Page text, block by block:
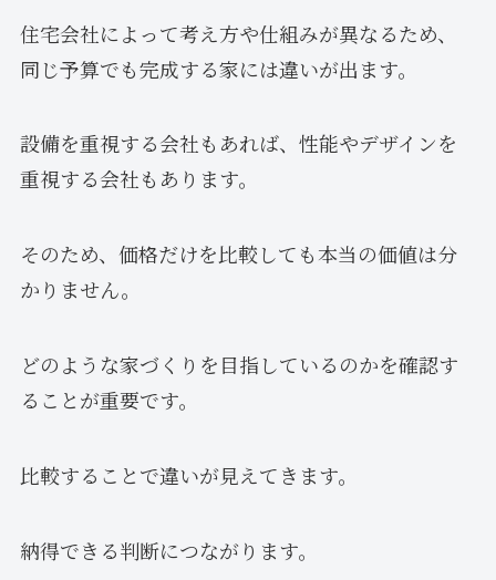
住宅会社によって考え方や仕組みが異なるため、
同じ予算でも完成する家には違いが出ます。
設備を重視する会社もあれば、性能やデザインを
重視する会社もあります。
そのため、価格だけを比較しても本当の価値は分
かりません。
どのような家づくりを目指しているのかを確認す
ることが重要です。
比較することで違いが見えてきます。
納得できる判断につながります。